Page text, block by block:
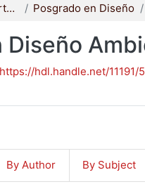
División de Ciencias y Artes para el Diseño Posgrado en Diseño
Diseño
https://hdl.handle.net/11191/
By Author By Subject